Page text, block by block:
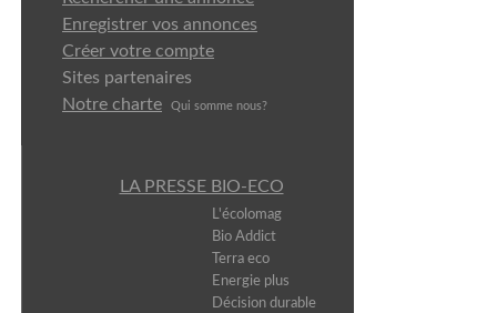
Enregistrer vos annonces
Créer votre compte
Sites partenaires
Notre charte
Qui somme nous?
LA PRESSE BIO-ECO
L'écolomag
Bio Addict
Terra eco
Energie plus
Décision durable